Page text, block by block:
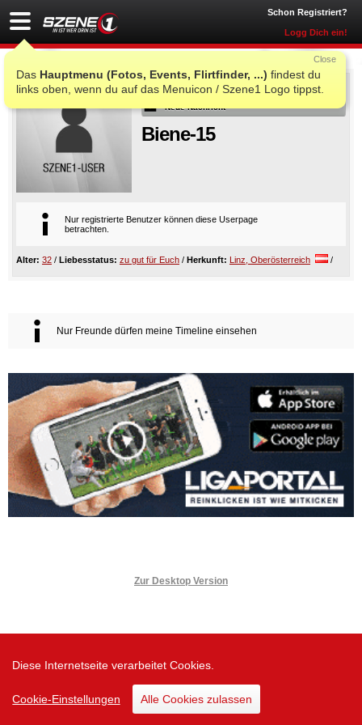
Diese Internetseite verarbeitet Cookies.
Cookie-Einstellungen Alle Cookies zulassen
Schon Registriert?
Logg Dich ein!
Das Hauptmenu (Fotos, Events, Flirtfinder, ...) findest du
links oben, wenn du auf das Menuicon / Szene1 Logo tippst.
Close
Als Freund
Neue Nachricht
Biene-15
Nur registrierte Benutzer können diese Userpage
betrachten.
Alter: 32 / Liebesstatus: zu gut für Euch / Herkunft: Linz, Oberösterreich /
Nur Freunde dürfen meine Timeline einsehen
Zur Desktop Version